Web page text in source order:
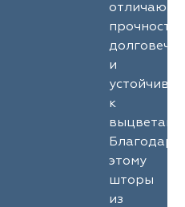
и
к
Благодаря
этому
шторы
из